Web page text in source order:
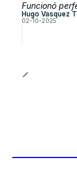
Funcionó
Hugo Vasquez
02-10-2025